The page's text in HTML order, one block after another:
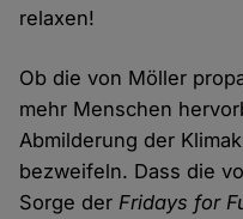
relaxen!
Ob die von Möller
mehr Menschen
Abmilderung der
bezweifeln. Dass die
Sorge der Fridays for